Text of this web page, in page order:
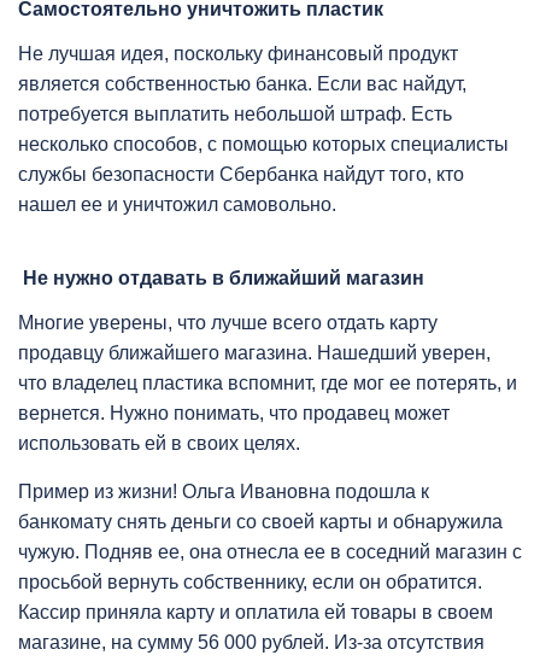
Самостоятельно уничтожить пластик
Не лучшая идея, поскольку финансовый продукт
является собственностью банка. Если вас найдут,
потребуется выплатить небольшой штраф. Есть
несколько способов, с помощью которых специалисты
службы безопасности Сбербанка найдут того, кто
нашел ее и уничтожил самовольно.
Не нужно отдавать в ближайший магазин
Многие уверены, что лучше всего отдать карту
продавцу ближайшего магазина. Нашедший уверен,
что владелец пластика вспомнит, где мог ее потерять, и
вернется. Нужно понимать, что продавец может
использовать ей в своих целях.
Пример из жизни! Ольга Ивановна подошла к
банкомату снять деньги со своей карты и обнаружила
чужую. Подняв ее, она отнесла ее в соседний магазин с
просьбой вернуть собственнику, если он обратится.
Кассир приняла карту и оплатила ей товары в своем
магазине, на сумму 56 000 рублей. Из-за отсутствия